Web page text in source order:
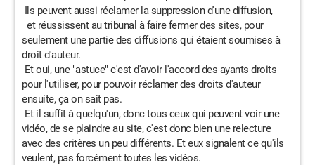
Ils peuvent aussi réclamer la suppression d'une diffusion,
et réussissent au tribunal à faire fermer des sites, pour
seulement une partie des diffusions qui étaient soumises à
droit d'auteur.
Et oui, une "astuce" c'est d'avoir l'accord des ayants droits
pour l'utiliser, pour pouvoir réclamer des droits d'auteur
ensuite, ça on sait pas.
Et il suffit à quelqu'un, donc tous ceux qui peuvent voir une
vidéo, de se plaindre au site, c'est donc bien une relecture
avec des critères un peu différents. Et eux signalent ce qu'ils
veulent, pas forcément toutes les vidéos.